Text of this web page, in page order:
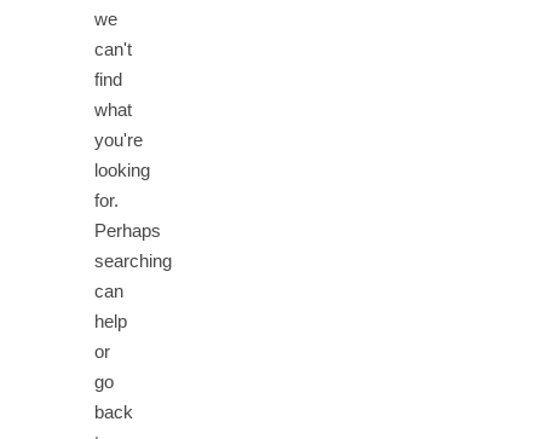
we
can't
find
what
you're
looking
for.
Perhaps
searching
can
help
or
go
back